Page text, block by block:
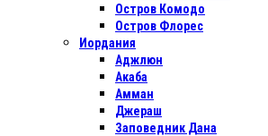
Остров Комодо
Остров Флорес
Иордания
Аджлюн
Акаба
Амман
Джераш
Заповедник Дана